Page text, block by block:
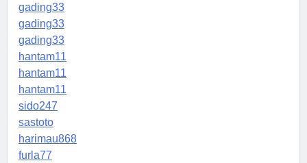
gading33
gading33
gading33
hantam11
hantam11
hantam11
sido247
sastoto
harimau868
furla77